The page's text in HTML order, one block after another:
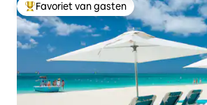
Topfavoriet van gasten
Favoriet van gasten